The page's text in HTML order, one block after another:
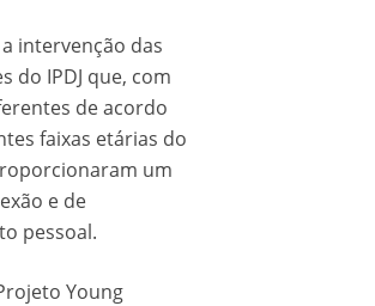
intervenção das
do IPDJ que, com
de acordo
faixas etárias do
um
e de
pessoal.
Young